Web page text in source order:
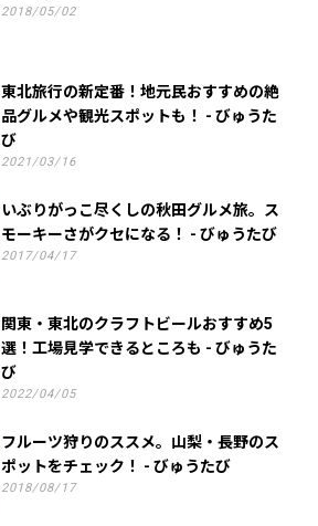
2018/05/02
東北旅行の新定番！地元民おすすめの絶
品グルメや観光スポットも！ - びゅうた
び
2021/03/16
いぶりがっこ尽くしの秋田グルメ旅。ス
モーキーさがクセになる！ - びゅうたび
2017/04/17
関東・東北のクラフトビールおすすめ5
選！工場見学できるところも - びゅうた
び
2022/04/05
フルーツ狩りのススメ。山梨・長野のス
ポットをチェック！ - びゅうたび
2018/08/17